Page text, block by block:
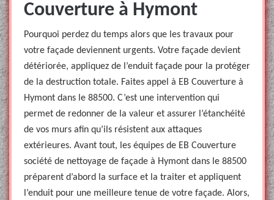
Couverture à Hymont
Pourquoi perdez du temps alors que les travaux pour
votre façade deviennent urgents. Votre façade devient
détériorée, appliquez de l’enduit façade pour la protéger
de la destruction totale. Faites appel à EB Couverture à
Hymont dans le 88500. C’est une intervention qui
permet de redonner de la valeur et assurer l’étanchéité
de vos murs afin qu’ils résistent aux attaques
extérieures. Avant tout, les équipes de EB Couverture
société de nettoyage de façade à Hymont dans le 88500
préparent d’abord la surface et la traiter et appliquent
l’enduit pour une meilleure tenue de votre façade. Alors,